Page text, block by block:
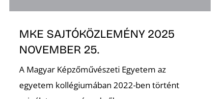
MKE SAJTÓKÖZLEMÉNY 2025
NOVEMBER 25.
A Magyar Képzőművészeti Egyetem az
egyetem kollégiumában 2022-ben történt